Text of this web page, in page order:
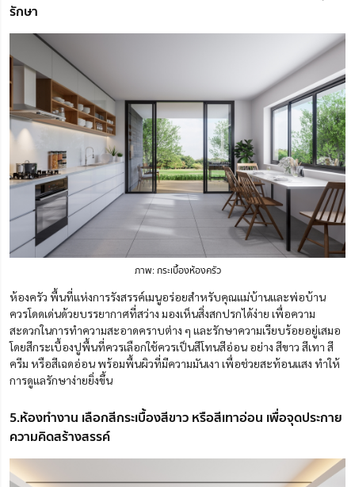
รักษา
ภาพ: กระเบื้องห้องครัว
ห้องครัว พื้นที่แห่งการรังสรรค์เมนูอร่อยสำหรับคุณแม่บ้านและพ่อบ้าน
ควรโดดเด่นด้วยบรรยากาศที่สว่าง มองเห็นสิ่งสกปรกได้ง่าย เพื่อความ
สะดวกในการทำความสะอาดคราบต่าง ๆ และรักษาความเรียบร้อยอยู่เสมอ
โดยสีกระเบื้องปูพื้นที่ควรเลือกใช้ควรเป็นสีโทนสีอ่อน อย่าง สีขาว สีเทา สี
ครีม หรือสีเฉดอ่อน พร้อมพื้นผิวที่มีความมันเงา เพื่อช่วยสะท้อนแสง ทำให้
การดูแลรักษาง่ายยิ่งขึ้น
5.ห้องทำงาน เลือกสีกระเบื้องสีขาว หรือสีเทาอ่อน เพื่อจุดประกาย
ความคิดสร้างสรรค์